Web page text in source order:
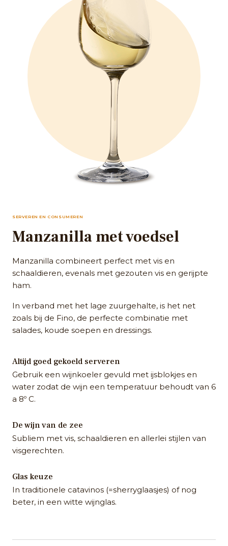
SERVEREN EN CONSUMEREN
Manzanilla met voedsel
Manzanilla combineert perfect met vis en
schaaldieren, evenals met gezouten vis en gerijpte
ham.
In verband met het lage zuurgehalte, is het net
zoals bij de Fino, de perfecte combinatie met
salades, koude soepen en dressings.
Altijd goed gekoeld serveren
Gebruik een wijnkoeler gevuld met ijsblokjes en
water zodat de wijn een temperatuur behoudt van 6
a 8º C.
De wijn van de zee
Subliem met vis, schaaldieren en allerlei stijlen van
visgerechten.
Glas keuze
In traditionele catavinos (=sherryglaasjes) of nog
beter, in een witte wijnglas.